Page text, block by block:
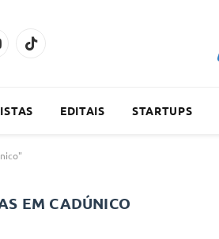
TikTok
EDITAIS STARTUPS
EM CADÚNICO